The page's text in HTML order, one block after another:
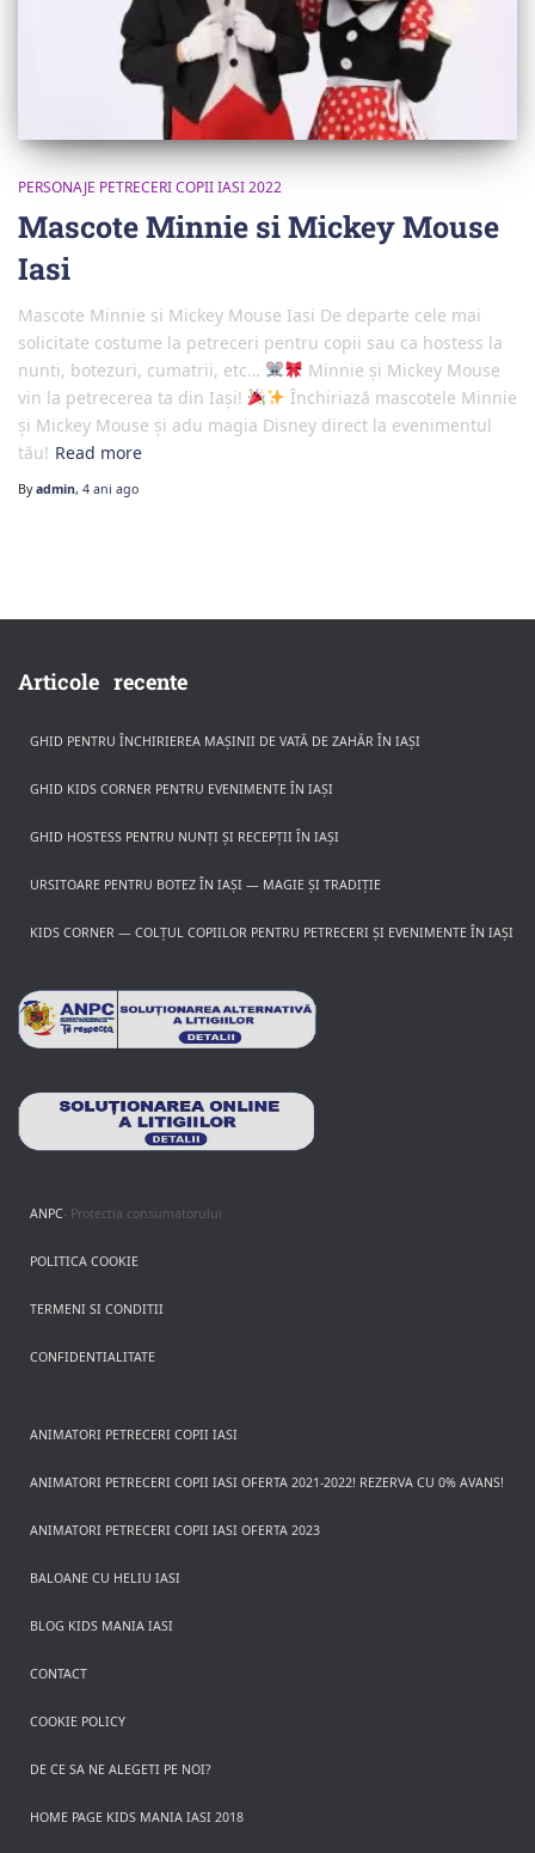
PERSONAJE PETRECERI COPII IASI 2022
Mascote Minnie si Mickey Mouse
Iasi
Mascote Minnie si Mickey Mouse Iasi De departe cele mai
solicitate costume la petreceri pentru copii sau ca hostess la
nunti, botezuri, cumatrii, etc…
Minnie și Mickey Mouse
vin la petrecerea ta din Iași!
Închiriază mascotele Minnie
și Mickey Mouse și adu magia Disney direct la evenimentul
tău! Read more
Byadmin, 4 ani ago
Articole recente
GHID PENTRU ÎNCHIRIEREA MAȘINII DE VATĂ DE ZAHĂR ÎN IAȘI
GHID KIDS CORNER PENTRU EVENIMENTE ÎN IAȘI
GHID HOSTESS PENTRU NUNȚI ȘI RECEPȚII ÎN IAȘI
URSITOARE PENTRU BOTEZ ÎN IAȘI — MAGIE ȘI TRADIȚIE
KIDS CORNER — COLȚUL COPIILOR PENTRU PETRECERI ȘI EVENIMENTE ÎN IAȘI
ANPC- Protectia consumatorului
POLITICA COOKIE
TERMENI SI CONDITII
CONFIDENTIALITATE
ANIMATORI PETRECERI COPII IASI
ANIMATORI PETRECERI COPII IASI OFERTA 2021-2022! REZERVA CU 0% AVANS!
ANIMATORI PETRECERI COPII IASI OFERTA 2023
BALOANE CU HELIU IASI
BLOG KIDS MANIA IASI
CONTACT
COOKIE POLICY
DE CE SA NE ALEGETI PE NOI?
HOME PAGE KIDS MANIA IASI 2018